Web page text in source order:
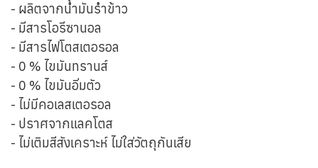
- ผลิตจากน้ำมันรำข้าว
- มีสารโอรีซานอล
- มีสารไฟโตสเตอรอล
- 0 % ไขมันทรานส์
- 0 % ไขมันอิ่มตัว
- ไม่มีคอเลสเตอรอล
- ปราศจากแลคโตส
- ไม่เติมสีสังเคราะห์ ไม่ใส่วัตถุกันเสีย